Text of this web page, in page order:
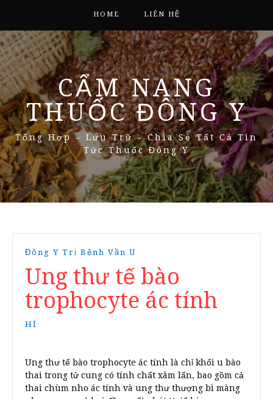
HOME LIÊN HỆ
CẨM NANG
THUỐC ĐÔNG Y
Tổng Hợp – Lưu Trữ – Chia Sẻ Tất Cả Tin
Tức Thuốc Đông Y
Đông Y Trị Bệnh Vần U
Ung thư tế bào
trophocyte ác tính
HÍ
Ung thư tế bào trophocyte ác tính là chỉ khối u bào
thai trong tử cung có tính chất xâm lấn, bao gồm cả
thai chùm nho ác tính và ung thư thượng bì màng